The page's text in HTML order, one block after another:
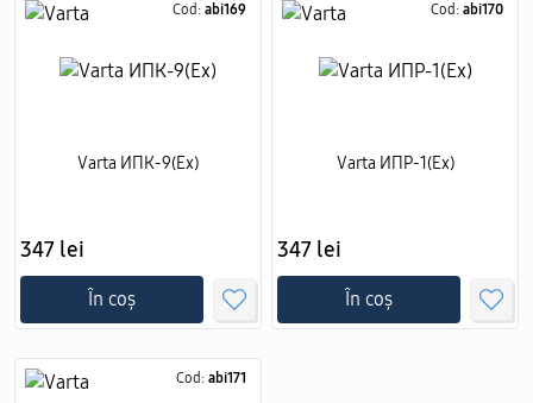
Cod: abi169
Varta ИПК-9(Ех)
347 lei
În coș
Cod: abi170
Varta ИПР-1(Ех)
347 lei
În coș
Cod: abi171